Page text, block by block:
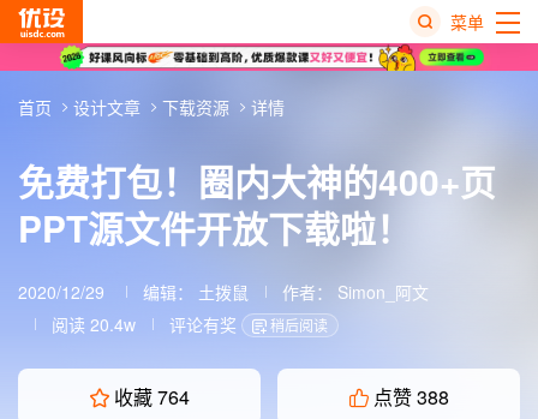
菜单
免费打包！圈内大神的400+页
PPT源文件开放下载啦！
2020/12/29 编辑： 土拨鼠
作者： Simon_阿文
阅读 20.4w
评论有奖 稍后阅读
收藏764 点赞388
首页 设计文章 下载资源 详情